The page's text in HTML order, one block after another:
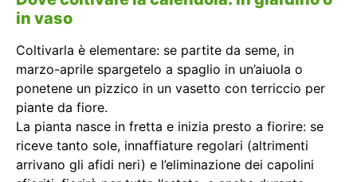
in vaso
Coltivarla è elementare: se partite da seme, in
marzo-aprile spargetelo a spaglio in un’aiuola o
ponetene un pizzico in un vasetto con terriccio per
piante da fiore.
La pianta nasce in fretta e inizia presto a fiorire: se
riceve tanto sole, innaffiature regolari (altrimenti
arrivano gli afidi neri) e l’eliminazione dei capolini